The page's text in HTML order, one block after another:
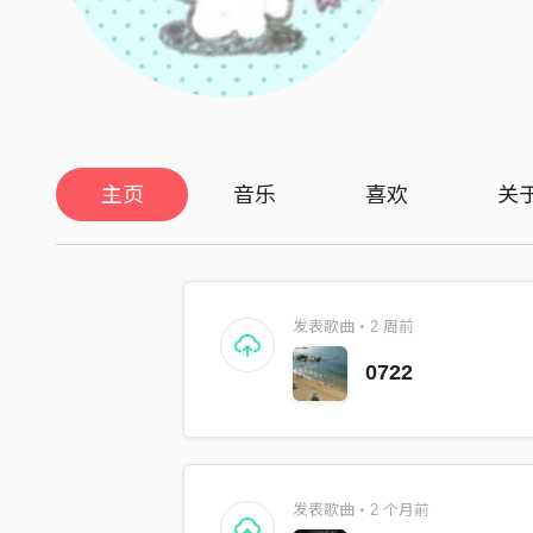
主页 音乐 喜欢 关
发表歌曲・2 周前
0722
发表歌曲・2 个月前